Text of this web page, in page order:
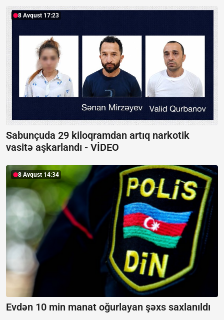
8 Avqust 17:23
Sabunçuda 29 kiloqramdan artıq narkotik
vasitə aşkarlandı - VİDEO
8 Avqust 14:34
Evdən 10 min manat oğurlayan şəxs saxlanıldı